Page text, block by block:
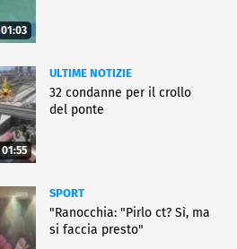
01:03
01:55
ULTIME NOTIZIE
32 condanne per il crollo
del ponte
SPORT
"Ranocchia: "Pirlo ct? Sì, ma
si faccia presto"